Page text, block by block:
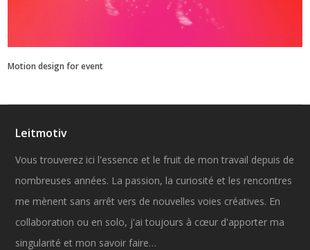
Motion design for event
Leitmotiv
Vous trouverez ici l'essence et le fruit de mon travail depuis de
nombreuses années. La passion, la curiosité et les rencontres
me mènent sans arrêt vers de nouvelles voies créatives. En
collaboration ou en solo, j'ai toujours à cœur d'apporter ma
singularité et mon savoir faire…